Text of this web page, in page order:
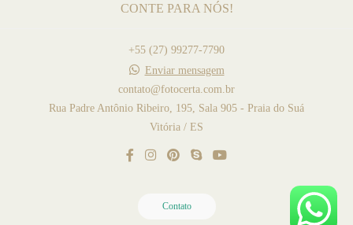
CONTE PARA NÓS!
+55 (27) 99277-7790
Enviar mensagem
contato@fotocerta.com.br
Rua Padre Antônio Ribeiro, 195, Sala 905 - Praia do Suá
Vitória / ES
Contato